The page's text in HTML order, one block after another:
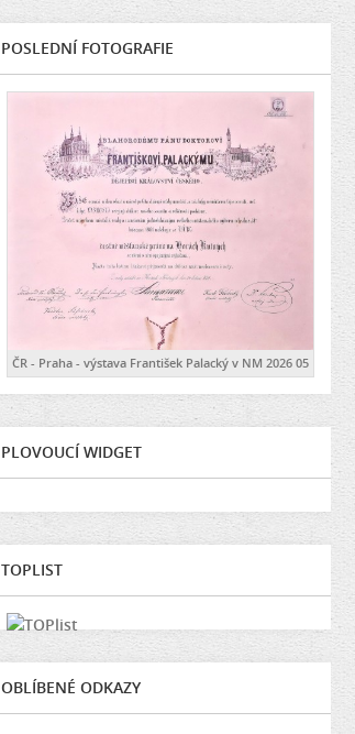
POSLEDNÍ FOTOGRAFIE
ČR - Praha - výstava František Palacký v NM 2026 05
PLOVOUCÍ WIDGET
TOPLIST
OBLÍBENÉ ODKAZY